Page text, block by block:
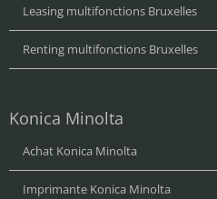
Leasing multifonctions Bruxelles
Renting multifonctions Bruxelles
Konica Minolta
Achat Konica Minolta
Imprimante Konica Minolta